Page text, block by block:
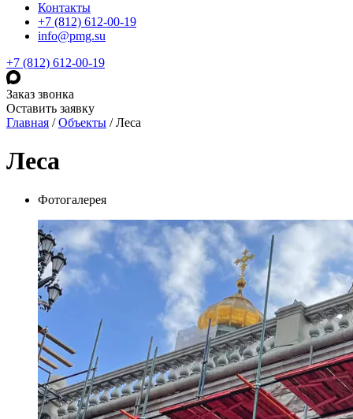
Контакты
+7 (812) 612-00-19
info@pmg.su
+7 (812) 612-00-19
Заказ звонка
Оставить заявку
Главная /Объекты /Леса
Леса
Фотогалерея